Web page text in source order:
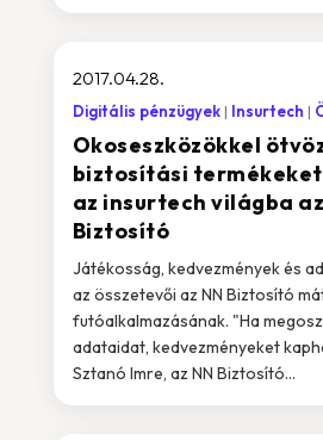
Okoseszközökkel
biztosítási
az insurtech világba az
Biztosító
2017.04.28.
Digitális pénzügyek Insurtech
Játékosság, kedvezmények és
az összetevői az NN Biztosító
futóalkalmazásának. "Ha
adataidat, kedvezményeket
Sztanó Imre, az NN Biztosító...